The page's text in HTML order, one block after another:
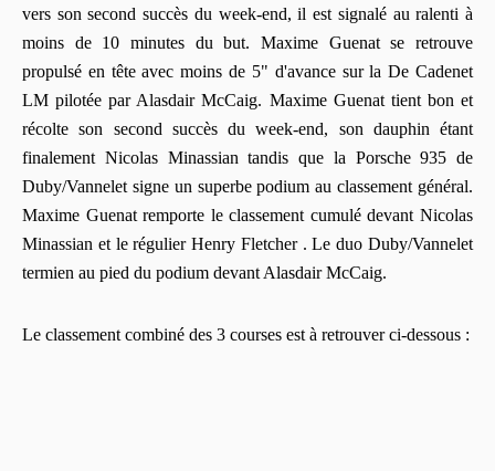
vers son second succès du week-end, il est signalé au ralenti à
moins de 10 minutes du but. Maxime Guenat se retrouve
propulsé en tête avec moins de 5" d'avance sur la De Cadenet
LM pilotée par Alasdair McCaig. Maxime Guenat tient bon et
récolte son second succès du week-end, son dauphin étant
finalement Nicolas Minassian tandis que la Porsche 935 de
Duby/Vannelet signe un superbe podium au classement général.
Maxime Guenat remporte le classement cumulé devant Nicolas
Minassian et le régulier Henry Fletcher . Le duo Duby/Vannelet
termien au pied du podium devant Alasdair McCaig.
Le classement combiné des 3 courses est à retrouver ci-dessous :